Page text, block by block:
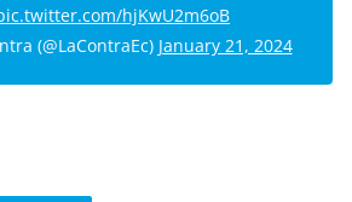
hjKwU2m6oB
(@LaContraEc) January 21, 2024